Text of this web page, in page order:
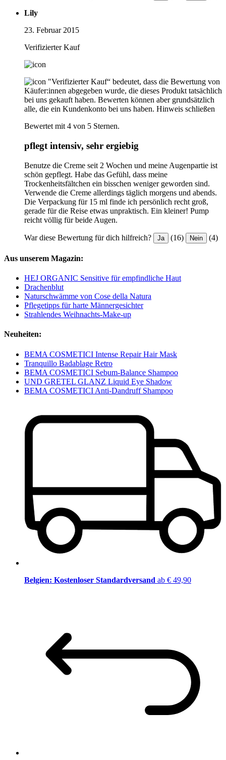
Lily
23. Februar 2015
Verifizierter Kauf
"Verifizierter Kauf“ bedeutet, dass die Bewertung von
Käufer:innen abgegeben wurde, die dieses Produkt tatsächlich
bei uns gekauft haben. Bewerten können aber grundsätzlich
alle, die ein Kundenkonto bei uns haben. Hinweis schließen
Bewertet mit 4 von 5 Sternen.
pflegt intensiv, sehr ergiebig
Benutze die Creme seit 2 Wochen und meine Augenpartie ist
schön gepflegt. Habe das Gefühl, dass meine
Trockenheitsfältchen ein bisschen weniger geworden sind.
Verwende die Creme allerdings täglich morgens und abends.
Die Verpackung für 15 ml finde ich persönlich recht groß,
gerade für die Reise etwas unpraktisch. Ein kleiner! Pump
reicht völlig für beide Augen.
War diese Bewertung für dich hilfreich? Ja (16) Nein (4)
Aus unserem Magazin:
HEJ ORGANIC Sensitive für empfindliche Haut
Drachenblut
Naturschwämme von Cose della Natura
Pflegetipps für harte Männergesichter
Strahlendes Weihnachts-Make-up
Neuheiten:
BEMA COSMETICI Intense Repair Hair Mask
Tranquillo Badablage Retro
BEMA COSMETICI Sebum-Balance Shampoo
UND GRETEL GLANZ Liquid Eye Shadow
BEMA COSMETICI Anti-Dandruff Shampoo
Belgien: Kostenloser Standardversand ab € 49,90